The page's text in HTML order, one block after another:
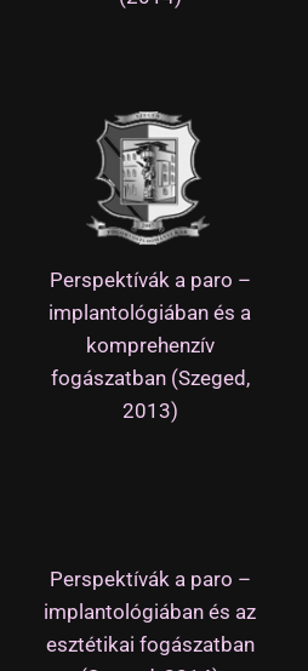
Perspektívák a paro –
implantológiában és a
komprehenzív
fogászatban (Szeged,
2013)
Perspektívák a paro –
implantológiában és az
esztétikai fogászatban